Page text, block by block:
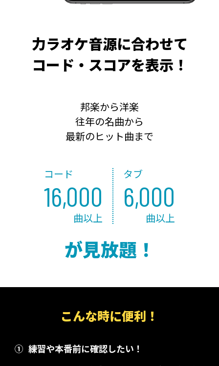
力ラオケ音源に合わせて
コード・スコアを表示！
邦楽から洋楽
往年の名曲から
最新のヒット曲まで
コード
16,000
曲以上
タブ
6,000
曲以上
が見放題！
こんな時に便利！
① 練習や本番前に確認したい！